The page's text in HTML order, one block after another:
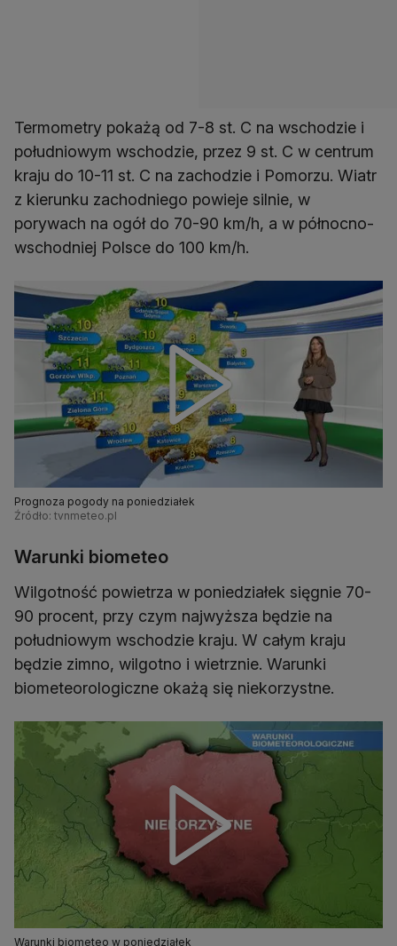
Termometry pokażą od 7-8 st. C na wschodzie i
południowym wschodzie, przez 9 st. C w centrum
kraju do 10-11 st. C na zachodzie i Pomorzu. Wiatr
z kierunku zachodniego powieje silnie, w
porywach na ogół do 70-90 km/h, a w północno-
wschodniej Polsce do 100 km/h.
Prognoza pogody na poniedziałek
Źródło: tvnmeteo.pl
Warunki biometeo
Wilgotność powietrza w poniedziałek sięgnie 70-
90 procent, przy czym najwyższa będzie na
południowym wschodzie kraju. W całym kraju
będzie zimno, wilgotno i wietrznie. Warunki
biometeorologiczne okażą się niekorzystne.
Warunki biometeo w poniedziałek